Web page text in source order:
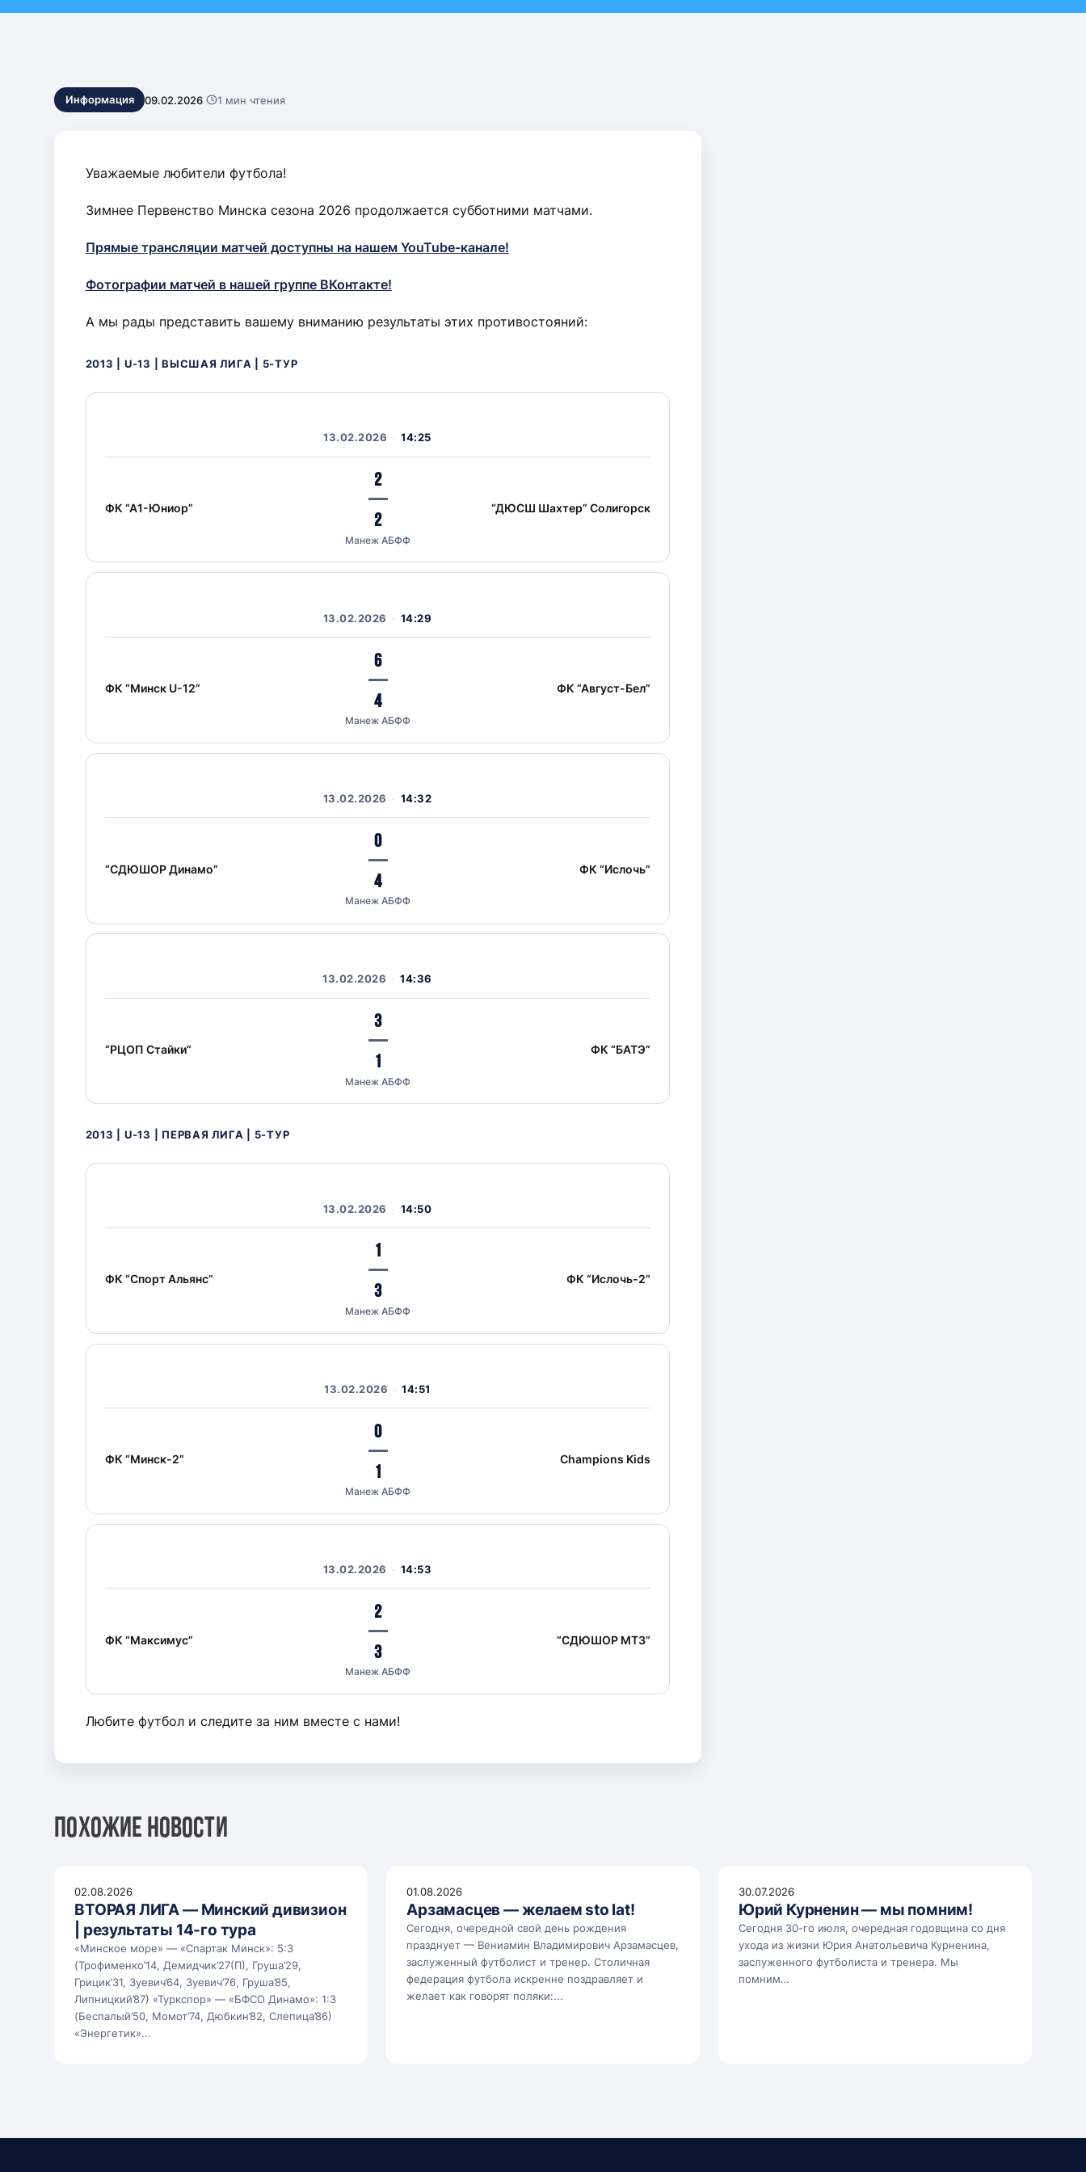
Информация 09.02.2026 · 1 мин чтения
Уважаемые любители футбола!
Зимнее Первенство Минска сезона 2026 продолжается субботними матчами.
Прямые трансляции матчей доступны на нашем YouTube-канале!
Фотографии матчей в нашей группе ВКонтакте!
А мы рады представить вашему вниманию результаты этих противостояний:
2013 | U-13 | ВЫСШАЯ ЛИГА | 5-ТУР
13.02.2026 14:25
ФК “А1-Юниор” “ДЮСШ Шахтер” Солигорск
2
—
2
Манеж АБФФ
13.02.2026 14:29
ФК “Минск U-12” ФК “Август-Бел”
6
—
4
Манеж АБФФ
13.02.2026 14:32
“СДЮШОР Динамо” ФК “Ислочь”
0
—
4
Манеж АБФФ
13.02.2026 14:36
“РЦОП Стайки” ФК “БАТЭ”
3
—
1
Манеж АБФФ
2013 | U-13 | ПЕРВАЯ ЛИГА | 5-ТУР
13.02.2026 14:50
ФК “Спорт Альянс” ФК “Ислочь-2”
1
—
3
Манеж АБФФ
13.02.2026 14:51
ФК “Минск-2” Champions Kids
0
—
1
Манеж АБФФ
13.02.2026 14:53
ФК “Максимус” “СДЮШОР МТЗ”
2
—
3
Манеж АБФФ
Любите футбол и следите за ним вместе с нами!
Похожие новости
02.08.2026
ВТОРАЯ ЛИГА — Минский дивизион
| результаты 14-го тура
«Минское море» — «Спартак Минск»: 5:3
(Трофименко’14, Демидчик’27(П), Груша’29,
Грицик’31, Зуевич’64, Зуевич’76, Груша’85,
Липницкий’87) «Туркспор» — «БФСО Динамо»: 1:3
(Беспалый’50, Момот’74, Дюбкин’82, Слепица’86)
«Энергетик»...
01.08.2026
Арзамасцев — желаем sto lat!
Сегодня, очередной свой день рождения
празднует — Вениамин Владимирович Арзамасцев,
заслуженный футболист и тренер. Столичная
федерация футбола искренне поздравляет и
желает как говорят поляки:...
30.07.2026
Юрий Курненин — мы помним!
Сегодня 30-го июля, очередная годовщина со дня
ухода из жизни Юрия Анатольевича Курненина,
заслуженного футболиста и тренера. Мы
помним…